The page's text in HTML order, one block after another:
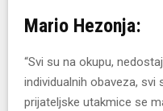
Mario Hezonja:
“Svi su na okupu,
individualnih obaveza, svi
prijateljske utakmice se